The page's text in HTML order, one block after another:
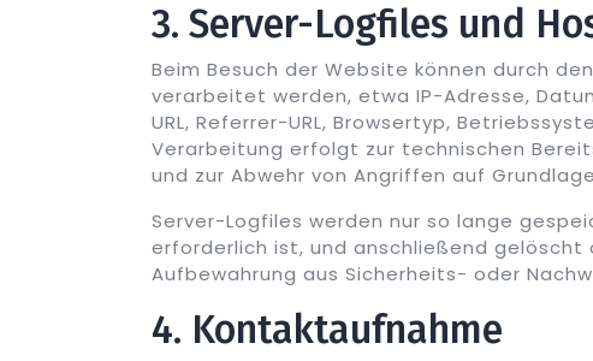
3. Server-Logfiles und
Beim Besuch der Website können durch
verarbeitet werden, etwa IP-Adresse,
URL, Referrer-URL, Browsertyp,
Verarbeitung erfolgt zur technischen
und zur Abwehr von Angriffen auf
Server-Logfiles werden nur so lange
erforderlich ist, und anschließend
Aufbewahrung aus Sicherheits- oder
4. Kontaktaufnahme